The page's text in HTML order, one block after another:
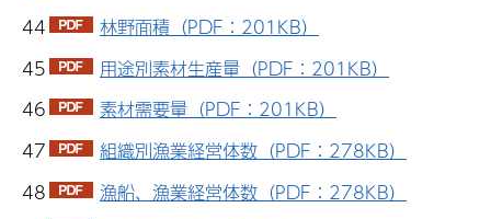
44
林野面積（PDF：201KB）
45
用途別素材生産量（PDF：201KB）
46
素材需要量（PDF：201KB）
47
組織別漁業経営体数（PDF：278KB）
48
漁船、漁業経営体数（PDF：278KB）